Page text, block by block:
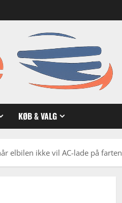
KØB & VALG
elbilen ikke vil AC-lade på farten